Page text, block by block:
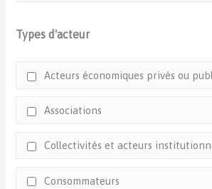
Types d'acteur
Acteurs économiques privés ou
Associations
Collectivités et acteurs
Consommateurs